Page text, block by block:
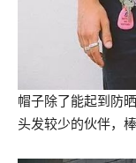
帽子除了能起到防
头发较少的伙伴，